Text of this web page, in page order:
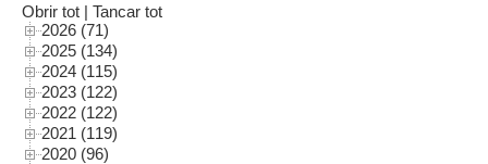
Obrir tot | Tancar tot
2026 (71)
2025 (134)
2024 (115)
2023 (122)
2022 (122)
2021 (119)
2020 (96)